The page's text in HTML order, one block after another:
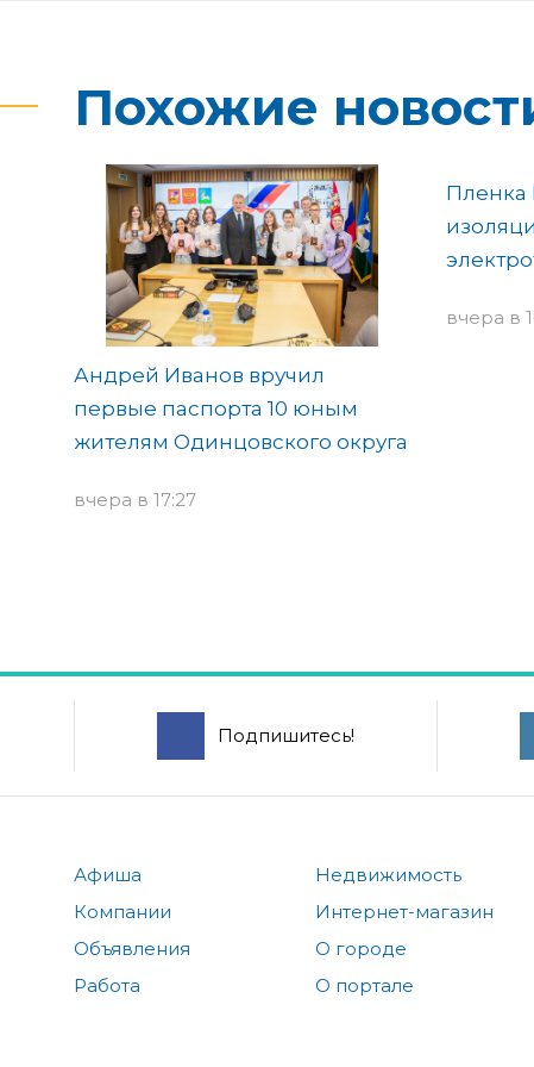
Похожие
Андрей Иванов вручил
первые паспорта 10 юным
жителям Одинцовского округа
вчера в 17:27
Пленка
вчера в
Подпишитесь!
Афиша
Компании
Объявления
Работа
Недвижимость
Интернет-магазин
О городе
О портале